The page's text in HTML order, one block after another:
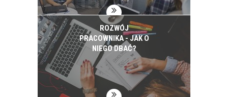
ROZWÓJ
PRACOWNIKA - JAK O
NIEGO DBAĆ?